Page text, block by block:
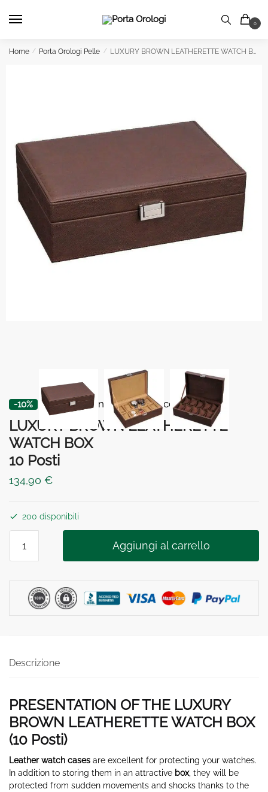
0
Home / Porta Orologi Pelle / LUXURY BROWN LEATHERETTE WATCH BOX 10 Posti
-10% ⏳ 5% di sconto con il codiceBOX5
LUXURY BROWN LEATHERETTE
WATCH BOX
10 Posti
134,90 €
200 disponibili
BROWN
Aggiungi al carrello
Descrizione
PRESENTATION OF THE LUXURY
BROWN LEATHERETTE WATCH BOX
(10 Posti)
Leather watch cases are excellent for protecting your watches.
In addition to storing them in an attractive box, they will be
protected from sudden movements and shocks thanks to the